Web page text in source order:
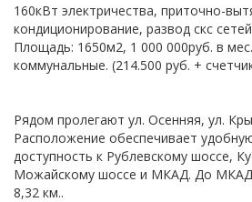
160кВт электричества, приточно-
кондиционирование, развод скс
Площадь: 1650м2, 1 000 000руб. в
коммунальные. (214.500 руб. +
Рядом пролегают ул. Осенняя, ул.
Расположение обеспечивает
доступность к Рублевскому шоссе,
Можайскому шоссе и МКАД. До МКАД
8,32 км..